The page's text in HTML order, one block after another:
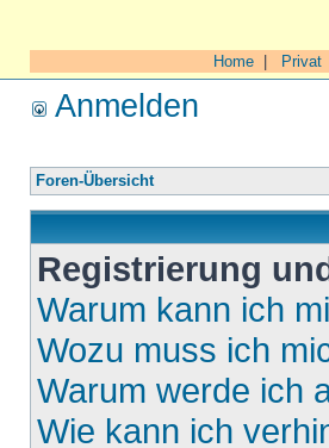
Home Privat
Anmelden
Foren-Übersicht
Registrierung
Warum kann ich
Wozu muss ich
Warum werde ich
Wie kann ich